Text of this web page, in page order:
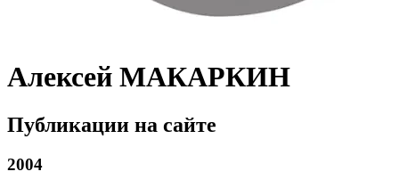
Алексей МАКАРКИН
Публикации на сайте
2004